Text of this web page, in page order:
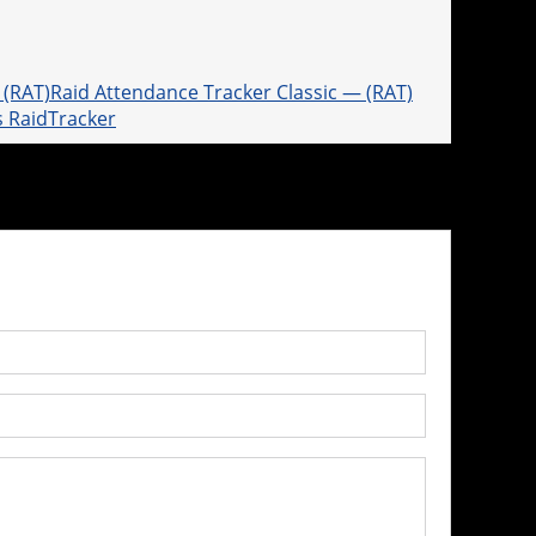
Raid Attendance Tracker Classic — (RAT)
RaidTracker